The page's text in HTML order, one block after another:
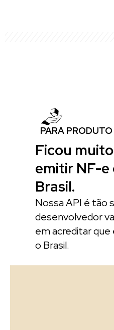
PARA PRODUTO
Ficou
emitir NF-
Brasil.
Nossa API é tão
desenvolvedor
em acreditar
o Brasil.